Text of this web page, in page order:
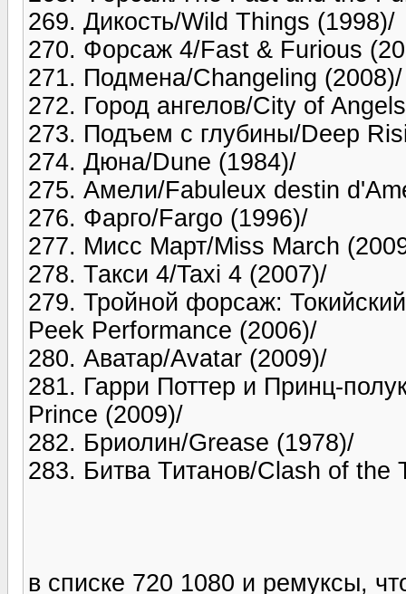
269. Дикость/Wild Things (1998)/
270. Форсаж 4/Fast & Furious
271. Подмена/Changeling (2008)/
272. Город ангелов/City of
273. Подъем с глубины/Deep
274. Дюна/Dune (1984)/
275. Амели/Fabuleux destin
276. Фарго/Fargo (1996)/
277. Мисс Март/Miss March
278. Такси 4/Taxi 4 (2007)/
279. Тройной форсаж:
Peek Performance (2006)/
280. Аватар/Avatar (2009)/
281. Гарри Поттер и Принц-
Prince (2009)/
282. Бриолин/Grease (1978)/
283. Битва Титанов/Clash of the
в списке 720 1080 и ремуксы,